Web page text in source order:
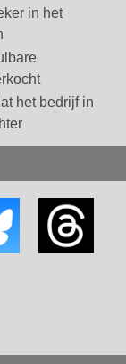
in het
het bedrijf in